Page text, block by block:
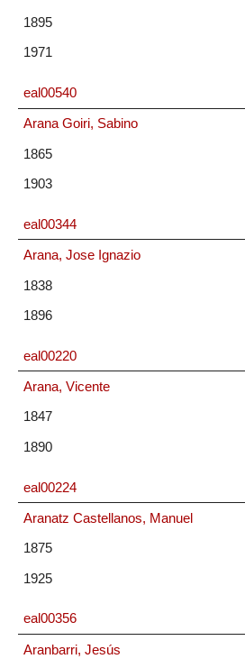
1895
1971
eal00540
Arana Goiri, Sabino
1865
1903
eal00344
Arana, Jose Ignazio
1838
1896
eal00220
Arana, Vicente
1847
1890
eal00224
Aranatz Castellanos, Manuel
1875
1925
eal00356
Aranbarri, Jesús